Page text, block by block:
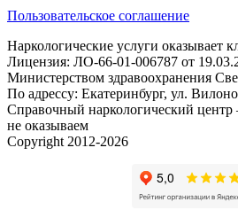
Пользовательское соглашение
Наркологические услуги
Лицензия: ЛО-66-01-006787 от
Министерством здравоохранения
По адрессу: Екатеринбург, ул.
Справочный наркологический
не оказываем
Copyright 2012-2026